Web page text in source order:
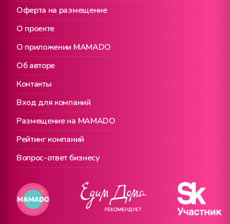
О проекте
Вход для компаний
О приложении MAMADO
Размещение на MAMADO
Об авторе
Рейтинг компаний
Оферта на размещение
Контакты
Вопрос-ответ бизнесу